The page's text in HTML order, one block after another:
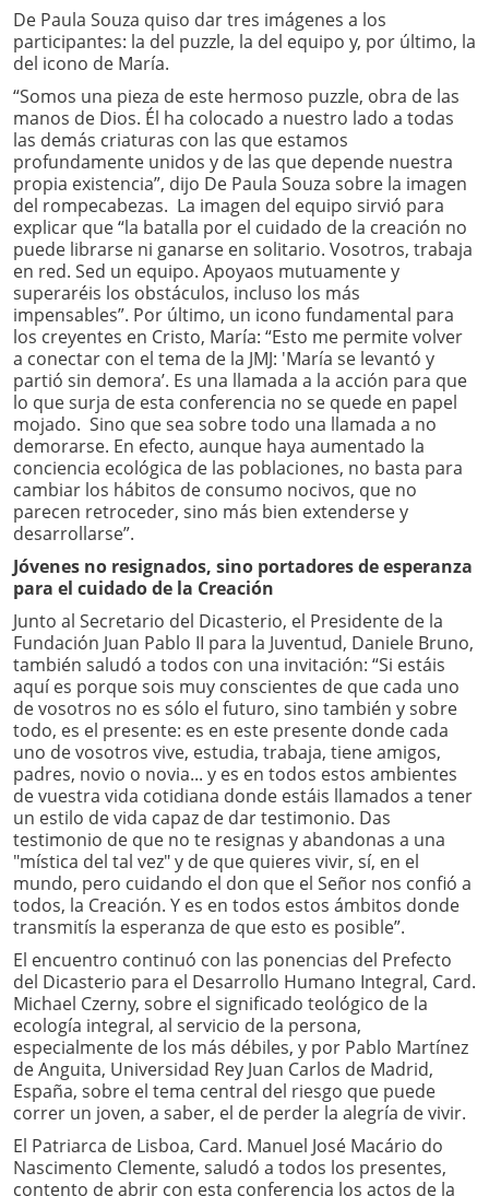
De Paula Souza quiso dar tres imágenes a los
participantes: la del puzzle, la del equipo y, por último, la
del icono de María.
“Somos una pieza de este hermoso puzzle, obra de las
manos de Dios. Él ha colocado a nuestro lado a todas
las demás criaturas con las que estamos
profundamente unidos y de las que depende nuestra
propia existencia”, dijo De Paula Souza sobre la imagen
del rompecabezas. La imagen del equipo sirvió para
explicar que “la batalla por el cuidado de la creación no
puede librarse ni ganarse en solitario. Vosotros, trabaja
en red. Sed un equipo. Apoyaos mutuamente y
superaréis los obstáculos, incluso los más
impensables”. Por último, un icono fundamental para
los creyentes en Cristo, María: “Esto me permite volver
a conectar con el tema de la JMJ: 'María se levantó y
partió sin demora’. Es una llamada a la acción para que
lo que surja de esta conferencia no se quede en papel
mojado. Sino que sea sobre todo una llamada a no
demorarse. En efecto, aunque haya aumentado la
conciencia ecológica de las poblaciones, no basta para
cambiar los hábitos de consumo nocivos, que no
parecen retroceder, sino más bien extenderse y
desarrollarse”.
Jóvenes no resignados, sino portadores de esperanza
para el cuidado de la Creación
Junto al Secretario del Dicasterio, el Presidente de la
Fundación Juan Pablo II para la Juventud, Daniele Bruno,
también saludó a todos con una invitación: “Si estáis
aquí es porque sois muy conscientes de que cada uno
de vosotros no es sólo el futuro, sino también y sobre
todo, es el presente: es en este presente donde cada
uno de vosotros vive, estudia, trabaja, tiene amigos,
padres, novio o novia... y es en todos estos ambientes
de vuestra vida cotidiana donde estáis llamados a tener
un estilo de vida capaz de dar testimonio. Das
testimonio de que no te resignas y abandonas a una
"mística del tal vez" y de que quieres vivir, sí, en el
mundo, pero cuidando el don que el Señor nos confió a
todos, la Creación. Y es en todos estos ámbitos donde
transmitís la esperanza de que esto es posible”.
El encuentro continuó con las ponencias del Prefecto
del Dicasterio para el Desarrollo Humano Integral, Card.
Michael Czerny, sobre el significado teológico de la
ecología integral, al servicio de la persona,
especialmente de los más débiles, y por Pablo Martínez
de Anguita, Universidad Rey Juan Carlos de Madrid,
España, sobre el tema central del riesgo que puede
correr un joven, a saber, el de perder la alegría de vivir.
El Patriarca de Lisboa, Card. Manuel José Macário do
Nascimento Clemente, saludó a todos los presentes,
contento de abrir con esta conferencia los actos de la